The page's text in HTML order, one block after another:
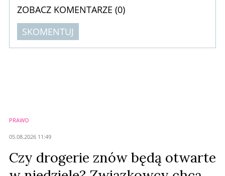
ZOBACZ KOMENTARZE (0)
SKOMENTUJ
PRAWO
05.08.2026 11:49
Czy drogerie znów będą otwarte